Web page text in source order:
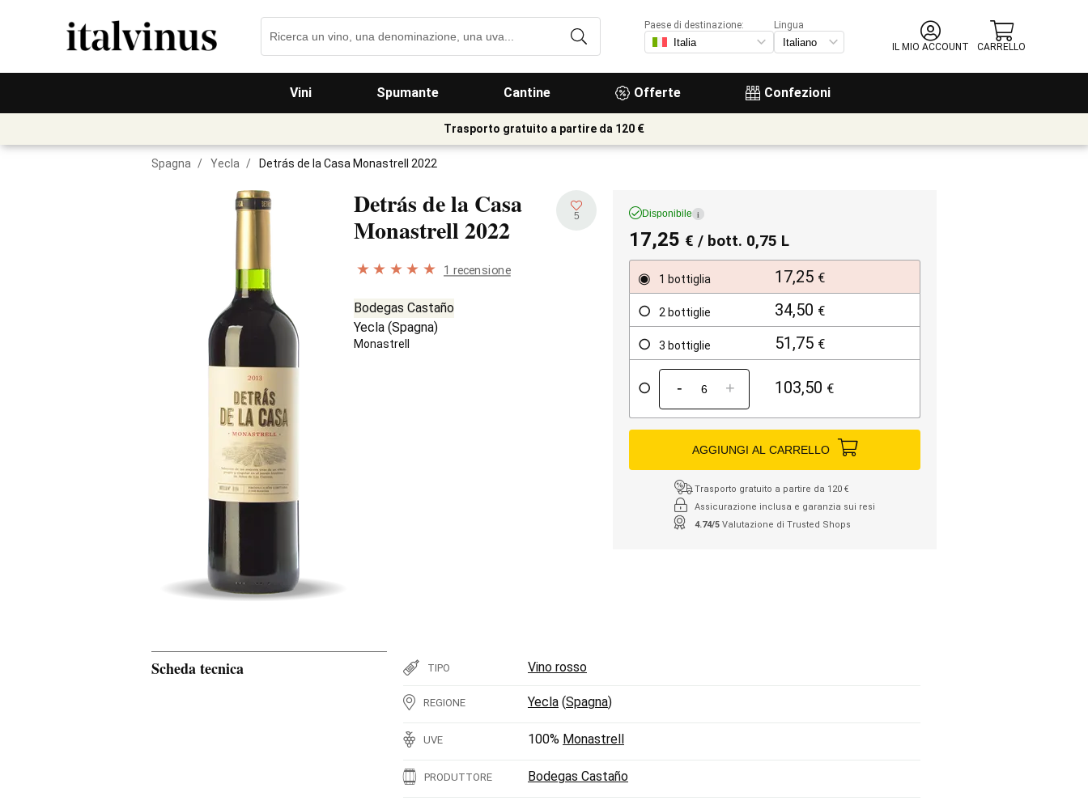
Vini Spumante Cantine Offerte Confezioni
Paese di destinazione:
Lingua
IL MIO ACCOUNT
CARRELLO
Trasporto gratuito a partire da 120 €
Spagna / Yecla / Detrás de la Casa Monastrell 2022
Detrás de la Casa
Monastrell2022 5
1 recensione
Bodegas Castaño
Yecla (Spagna)
Monastrell
Disponibile i
17,25 € / bott. 0,75 L
1 bottiglia 17,25 €
2 bottiglie 34,50 €
3 bottiglie 51,75 €
- + 103,50 €
AGGIUNGI AL CARRELLO
Trasporto gratuito a partire da 120 €
Assicurazione inclusa e garanzia sui resi
4.74/5 Valutazione di Trusted Shops
Scheda tecnica TIPO Vino rosso
REGIONE Yecla (Spagna)
UVE 100% Monastrell
PRODUTTORE Bodegas Castaño